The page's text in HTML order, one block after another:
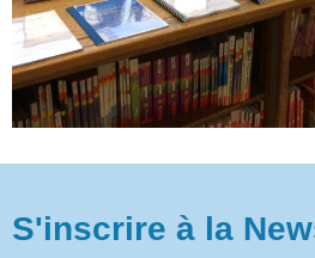
S'inscrire à la